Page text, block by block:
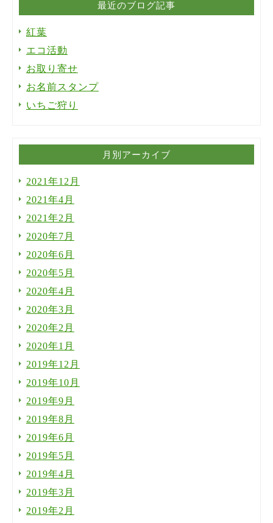
最近のブログ記事
紅葉
エコ活動
お取り寄せ
お名前スタンプ
いちご狩り
月別アーカイブ
2021年12月
2021年4月
2021年2月
2020年7月
2020年6月
2020年5月
2020年4月
2020年3月
2020年2月
2020年1月
2019年12月
2019年10月
2019年9月
2019年8月
2019年6月
2019年5月
2019年4月
2019年3月
2019年2月